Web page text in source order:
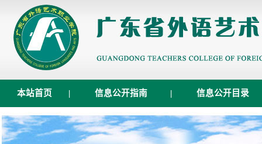
本站首页 | 信息公开指南 | 信息公开目录